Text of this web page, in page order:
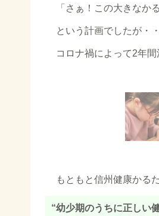
「さぁ！この大きなか
という計画でしたが・
コロナ禍によって2年
もともと信州健康かるた
“幼少期のうちに正しい